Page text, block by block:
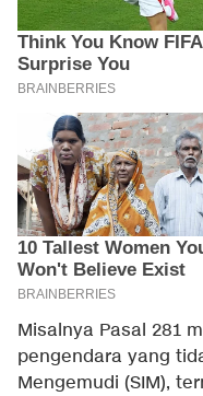
Misalnya Pasal 281
pengendara yang
Mengemudi (SIM),